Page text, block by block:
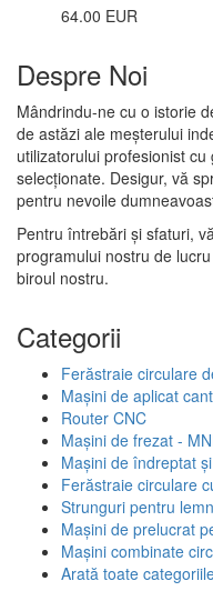
64.00 EUR
Despre Noi
Mândrindu-ne cu o istorie
de astăzi ale meșterului
utilizatorului profesionist
selecționate. Desigur, vă
pentru nevoile
Pentru întrebări și sfaturi,
programului nostru de
biroul nostru.
Categorii
Ferăstraie circulare
Mașini de aplicat cant
Router CNC
Mașini de frezat -
Mașini de îndreptat
Ferăstraie circulare
Strunguri pentru lemn
Mașini de prelucrat
Mașini combinate
Arată toate